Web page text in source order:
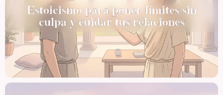
Estoicismo para poner límites sin
culpa y cuidar tus relaciones